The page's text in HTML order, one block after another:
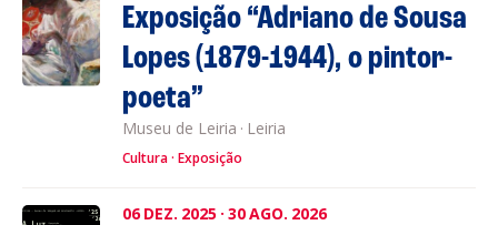
Exposição “Adriano de Sousa
Lopes (1879-1944), o pintor-
poeta”
Museu de Leiria · Leiria
Cultura Exposição
06 DEZ. 2025 · 30AGO. 2026